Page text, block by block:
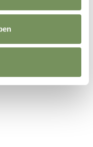
12°
34°
min:13°